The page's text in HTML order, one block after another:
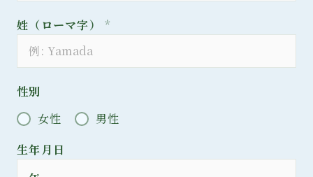
姓（ローマ字）*
性別
女性
男性
生年月日